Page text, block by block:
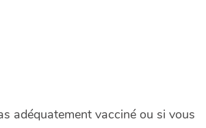
adéquatement vacciné ou si vous